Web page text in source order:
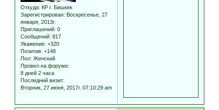
Откуда: КР г. Бишкек
Зарегистрирован: Воскресенье, 27
января, 2013г.
Приглашений: 0
Сообщений: 817
Уважение: +320
Позитив: +148
Пол: Женский
Провел на форуме:
8 дней 2 часа
Последний визит:
Вторник, 27 июня, 2017г. 07:10:29 am